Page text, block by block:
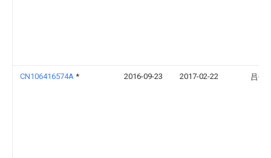
CN106416574A * 2016-09-23 2017-02-22 吕子